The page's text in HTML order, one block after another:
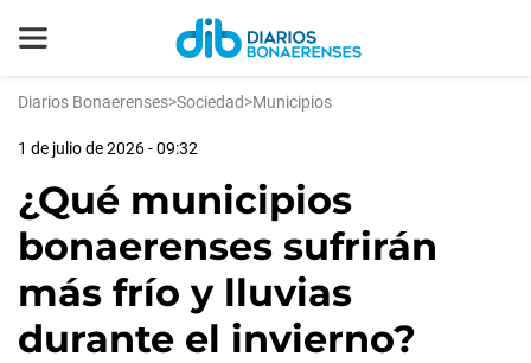
Diarios Bonaerenses>Sociedad>Municipios
1 de julio de 2026 - 09:32
¿Qué municipios
bonaerenses sufrirán
más frío y lluvias
durante el invierno?